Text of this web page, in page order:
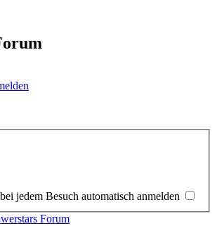
jedem Besuch automatisch anmelden
Forum